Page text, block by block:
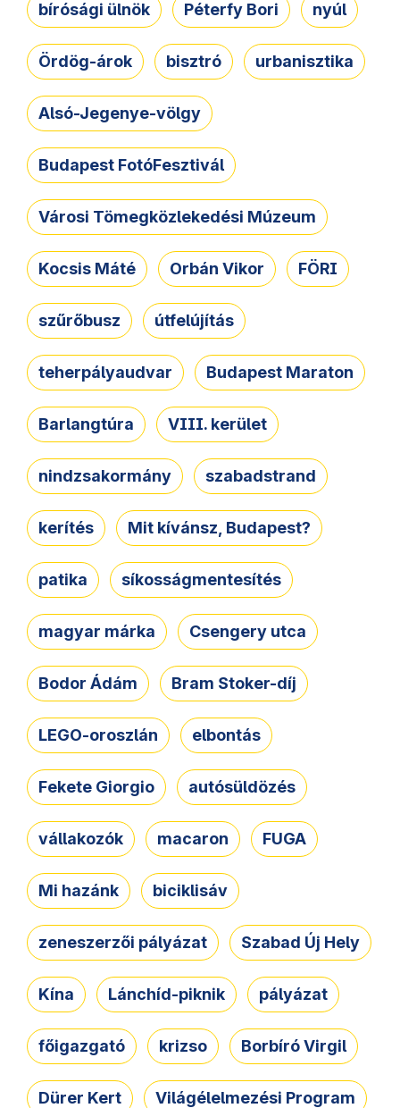
bírósági ülnök Péterfy Bori nyúl
Ördög-árok bisztró urbanisztika
Alsó-Jegenye-völgy
Budapest FotóFesztivál
Városi Tömegközlekedési Múzeum
Kocsis Máté Orbán Vikor FÖRI
szűrőbusz útfelújítás
teherpályaudvar Budapest Maraton
Barlangtúra VIII. kerület
nindzsakormány szabadstrand
kerítés Mit kívánsz, Budapest?
patika síkosságmentesítés
magyar márka Csengery utca
Bodor Ádám Bram Stoker-díj
LEGO-oroszlán elbontás
Fekete Giorgio autósüldözés
vállakozók macaron FUGA
Mi hazánk biciklisáv
zeneszerzői pályázat Szabad Új Hely
Kína Lánchíd-piknik pályázat
főigazgató krizso Borbíró Virgil
Dürer Kert Világélelmezési Program